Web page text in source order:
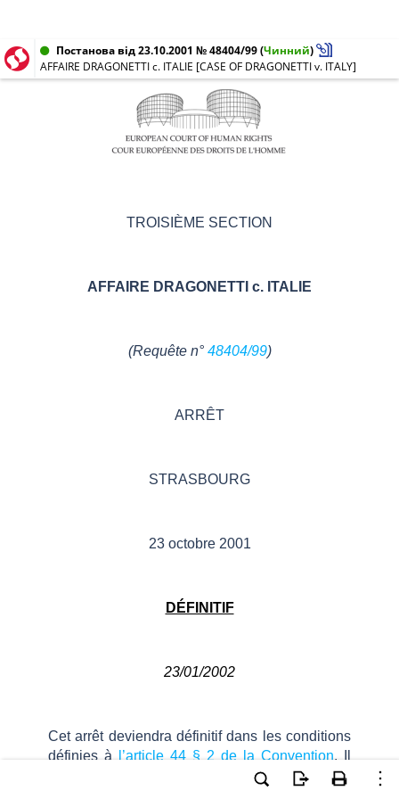
Постанова від 23.10.2001 № 48404/99(Чинний)
AFFAIRE DRAGONETTI c. ITALIE [CASE OF DRAGONETTI v. ITALY]
TROISIÈME SECTION
AFFAIRE DRAGONETTI c. ITALIE
(Requête n° 48404/99)
ARRÊT
STRASBOURG
23 octobre 2001
DÉFINITIF
23/01/2002
Cet arrêt deviendra définitif dans les conditions
définies à
l’article 44 § 2 de la Convention. Il
peut subir des retouches de forme.